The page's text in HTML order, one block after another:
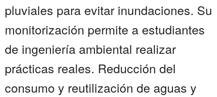
pluviales para evitar inundaciones. Su
monitorización permite a estudiantes
de ingeniería ambiental realizar
prácticas reales. Reducción del
consumo y reutilización de aguas y